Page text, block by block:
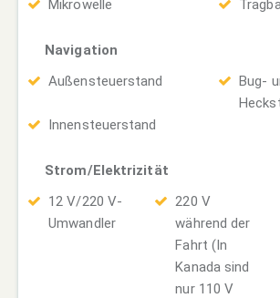
Mikrowelle
Navigation
Außensteuerstand
Bug-
Innensteuerstand
Strom/Elektrizität
12 V/220 V-
Umwandler
220 V
während der
Fahrt (In
Kanada sind
nur 110 V